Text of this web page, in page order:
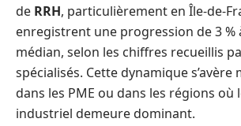
de RRH, particulièrement en Île-de-
enregistrent une progression de 3 %
médian, selon les chiffres recueillis
spécialisés. Cette dynamique
dans les PME ou dans les régions où
industriel demeure dominant.